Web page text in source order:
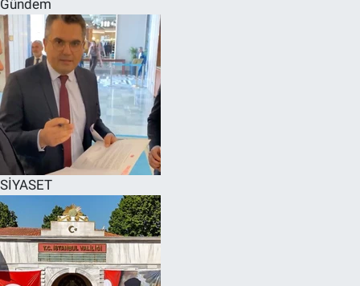
Gündem
SİYASET
SPOR
RESMİ İLANLAR